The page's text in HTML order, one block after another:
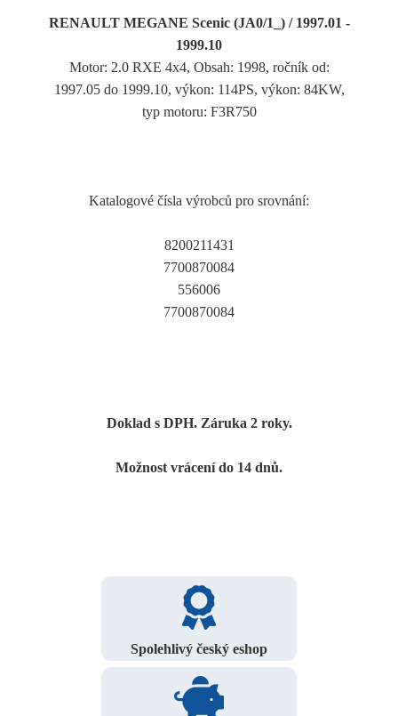
RENAULT MEGANE Scenic (JA0/1_) / 1997.01 -
1999.10
Motor: 2.0 RXE 4x4, Obsah: 1998, ročník od:
1997.05 do 1999.10, výkon: 114PS, výkon: 84KW,
typ motoru: F3R750
Katalogové čísla výrobců pro srovnání:
8200211431
7700870084
556006
7700870084
Doklad s DPH. Záruka 2 roky.
Možnost vrácení do 14 dnů.
Spolehlivý český eshop